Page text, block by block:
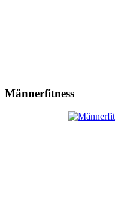
Männerfitness